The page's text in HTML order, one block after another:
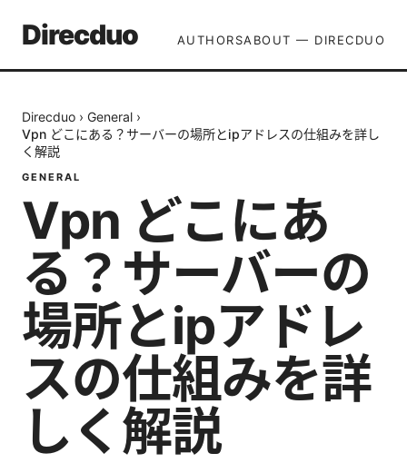
Direcduo AUTHORSABOUT — DIRECDUO
Direcduo › General ›
Vpn どこにある？サーバーの場所とipアドレスの仕組みを詳し
く解説
GENERAL
Vpn どこにあ
る？サーバーの
場所とipアドレ
スの仕組みを詳
しく解説